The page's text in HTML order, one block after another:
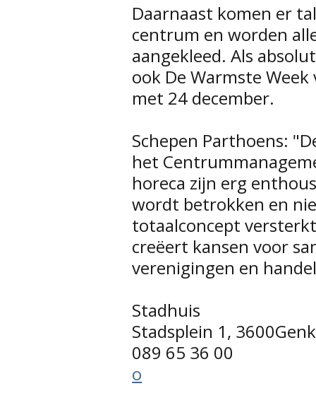
Daarnaast komen er
centrum en worden
aangekleed. Als
ook De Warmste
met 24 december.
Schepen Parthoens:
het
horeca zijn erg
wordt betrokken en
totaalconcept
creëert kansen voor
verenigingen en
Stadhuis
Stadsplein 1, 3600Genk
089 65 36 00
o